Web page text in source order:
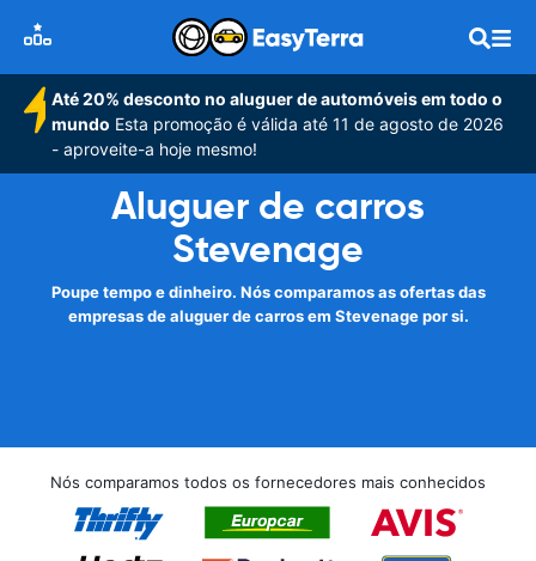
Até 20% desconto no aluguer de automóveis em todo o
mundo Esta promoção é válida até 11 de agosto de 2026
- aproveite-a hoje mesmo!
Aluguer de carros
Stevenage
Poupe tempo e dinheiro. Nós comparamos as ofertas das
empresas de aluguer de carros em Stevenage por si.
Nós comparamos todos os fornecedores mais conhecidos